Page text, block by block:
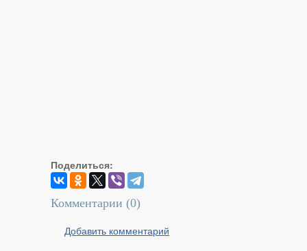
Поделиться:
Комментарии (0)
Добавить комментарий